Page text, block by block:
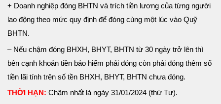
+ Doanh nghiệp đóng BHTN và trích tiền lương của từng người
lao động theo mức quy định để đóng cùng một lúc vào Quỹ
BHTN.
– Nếu chậm đóng BHXH, BHYT, BHTN từ 30 ngày trở lên thì
bên cạnh khoản tiền bảo hiểm phải đóng còn phải đóng thêm số
tiền lãi tính trên số tền BHXH, BHYT, BHTN chưa đóng.
THỜI HẠN: Chậm nhất là ngày 31/01/2024 (thứ Tư).